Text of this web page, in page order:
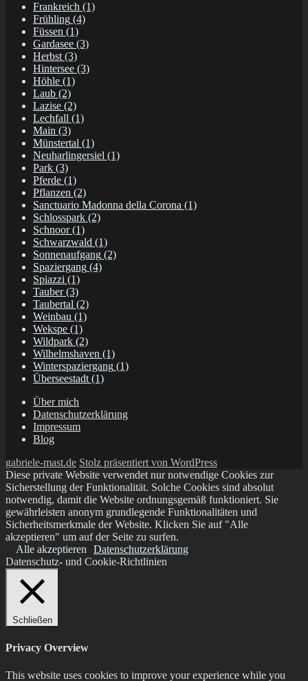
Frankreich (1)
Frühling (4)
Füssen (1)
Gardasee (3)
Herbst (3)
Hintersee (3)
Höhle (1)
Laub (2)
Lazise (2)
Lechfall (1)
Main (3)
Münstertal (1)
Neuharlingersiel (1)
Park (3)
Pferde (1)
Pflanzen (2)
Sanctuario Madonna della Corona (1)
Schlosspark (2)
Schnoor(1)
Schwarzwald (1)
Sonnenaufgang (2)
Spaziergang (4)
Spiazzi (1)
Tauber(3)
Taubertal (2)
Weinbau (1)
Wekspe (1)
Wildpark (2)
Wilhelmshaven (1)
Winterspaziergang (1)
Überseestadt (1)
Über mich
Datenschutzerklärung
Impressum
Blog
gabriele-mast.de Stolz präsentiert von WordPress
Diese private Website verwendet nur notwendige Cookies zur
Sicherstellung der Funktionalität. Solche Cookies sind absolut
notwendig, damit die Website ordnungsgemäß funktioniert. Sie
gewährleisten anonym grundlegende Funktionalitäten und
Sicherheitsmerkmale der Website. Klicken Sie auf "Alle
akzeptieren" um auf der Seite zu surfen.
Alle akzeptieren
Datenschutzerklärung
Datenschutz- und Cookie-Richtlinien
Schließen
Privacy Overview
This website uses cookies to improve your experience while you